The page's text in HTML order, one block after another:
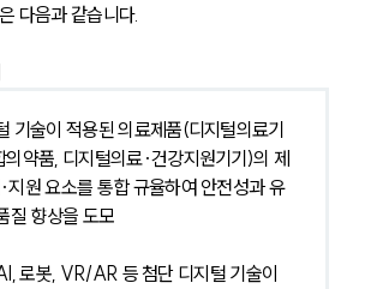
다음과 같습니다.
기술이 적용된 의료제품(디지털의료기
의약품, 디지털의료·건강지원기기)의 제
지원 요소를 통합 규율하여 안전성과 유
질 향상을 도모
로봇, VR/AR 등 첨단 디지털 기술이